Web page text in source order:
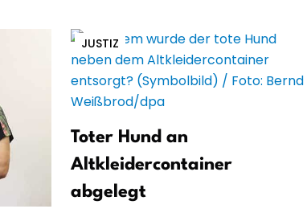
JUSTIZ
Toter Hund an
Altkleidercontainer
abgelegt